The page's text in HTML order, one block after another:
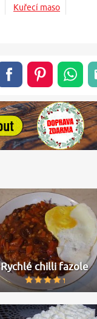
Kuřecí maso
Rychlé chilli fazole